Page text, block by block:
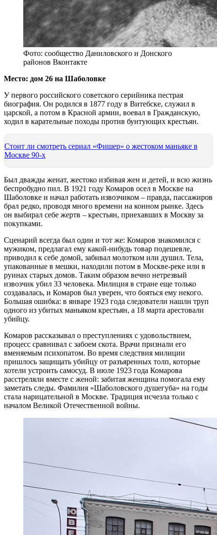
Фото: сообщество Даниловского и Донского
районов Вконтакте
Место: дом 26 на Шаболовке
У первого российского советского серийника пестрая
биография. Он родился в 1877 году в Витебске, служил в
царской, а потом в Красной армии, воевал в Гражданскую,
ходил в карательные походы против бунтующих крестьян.
Стоит ли смотреть сериал «Фишер» о жестоком маньяке в
Москве 90-х
Был дважды женат, жестоко избивая жен и детей, и всю жизнь
беспробудно пил. В 1921 году Комаров осел в Москве на
Шаболовке и начал работать извозчиком – правда, пассажиров
брал редко, проводя много времени на конном рынке. Здесь
он выбирал себе жертв – крестьян, приехавших в Москву за
покупками.
Сценарий всегда был один и тот же: Комаров знакомился с
мужиком, предлагал ему какой-нибудь товар подешевле,
приводил к себе домой, забивал молотком или душил. Тела,
упакованные в мешки, находили потом в Москве-реке или в
руинах старых домов. Таким образом вечно нетрезвый
извозчик убил 33 человека. Милиция в стране еще только
создавалась, и Комаров был уверен, что бояться ему некого.
Большая ошибка: в январе 1923 года следователи нашли труп
одного из убитых маньяком крестьян, а 18 марта арестовали
убийцу.
Комаров рассказывал о преступлениях с удовольствием,
процесс сравнивал с забоем скота. Врачи признали его
вменяемым психопатом. Во время следствия милиции
пришлось защищать убийцу от разъяренных толп, которые
хотели устроить самосуд. В июле 1923 года Комарова
расстреляли вместе с женой: забитая женщина помогала ему
заметать следы. Фамилия «Шаболовского душегуба» на годы
стала нарицательной в Москве. Традиция исчезла только с
началом Великой Отечественной войны.